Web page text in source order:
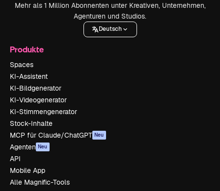
Mehr als 1 Million Abonnenten unter Kreativen, Unternehmen,
Agenturen und Studios.
Deutsch
Produkte
Spaces
KI-Assistent
KI-Bildgenerator
KI-Videogenerator
KI-Stimmengenerator
Stock-Inhalte
MCP für Claude/ChatGPT Neu
Agenten Neu
API
Mobile App
Alle Magnific-Tools